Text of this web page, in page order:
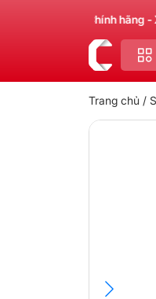
Chính hãng - Xuất
Trang chủ /